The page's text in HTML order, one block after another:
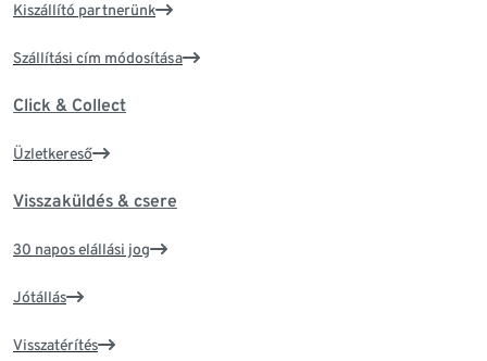
Kiszállító partnerünk
Szállítási cím módosítása
Click & Collect
Üzletkereső
Visszaküldés & csere
30 napos elállási jog
Jótállás
Visszatérítés